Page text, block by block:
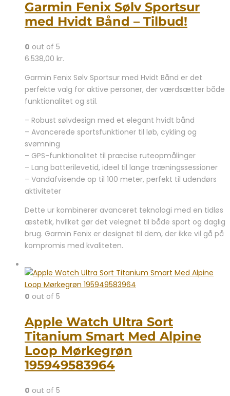
Garmin Fenix Sølv Sportsur
med Hvidt Bånd – Tilbud!
0 out of 5
6.538,00 kr.
Garmin Fenix Sølv Sportsur med Hvidt Bånd er det
perfekte valg for aktive personer, der værdsætter både
funktionalitet og stil.
– Robust sølvdesign med et elegant hvidt bånd
– Avancerede sportsfunktioner til løb, cykling og
svømning
– GPS-funktionalitet til præcise ruteopmålinger
– Lang batterilevetid, ideel til lange træningssessioner
– Vandafvisende op til 100 meter, perfekt til udendørs
aktiviteter
Dette ur kombinerer avanceret teknologi med en tidløs
æstetik, hvilket gør det velegnet til både sport og daglig
brug. Garmin Fenix er designet til dem, der ikke vil gå på
kompromis med kvaliteten.
0 out of 5
Apple Watch Ultra Sort
Titanium Smart Med Alpine
Loop Mørkegrøn
195949583964
0 out of 5